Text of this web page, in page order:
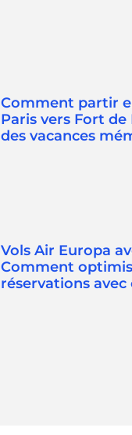
Comment partir
Paris vers Fort de
des vacances
Vols Air Europa
Comment
réservations avec